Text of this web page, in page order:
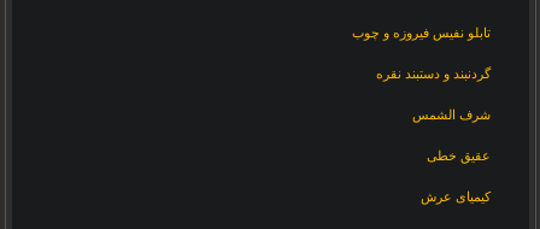
تابلو نفیس فیروزه و چوب
گردنبند و دستبند نقره
شرف الشمس
عقیق خطی
کیمیای عرش